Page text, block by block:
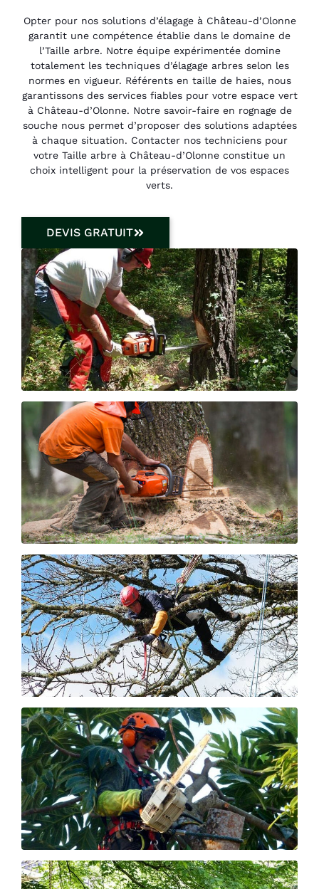
Opter pour nos solutions d’élagage à Château-d’Olonne
garantit une compétence établie dans le domaine de
l’Taille arbre. Notre équipe expérimentée domine
totalement les techniques d’élagage arbres selon les
normes en vigueur. Référents en taille de haies, nous
garantissons des services fiables pour votre espace vert
à Château-d’Olonne. Notre savoir-faire en rognage de
souche nous permet d’proposer des solutions adaptées
à chaque situation. Contacter nos techniciens pour
votre Taille arbre à Château-d’Olonne constitue un
choix intelligent pour la préservation de vos espaces
verts.
DEVIS GRATUIT